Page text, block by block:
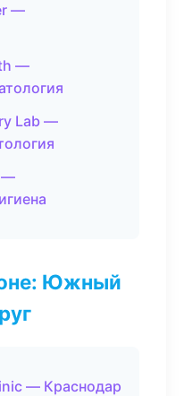
—
—
Lab —
—
Южный
— Краснодар